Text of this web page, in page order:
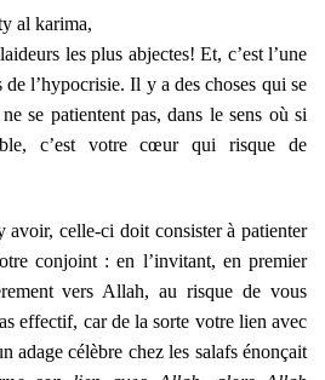
al karima,
les plus abjectes! Et, c’est l’une
de l’hypocrisie. Il y a des choses qui se
se patientent pas, dans le sens où si
c’est votre cœur qui risque de
celle-ci doit consister à patienter
conjoint : en l’invitant, en premier
vers Allah, au risque de vous
effectif, car de la sorte votre lien avec
adage célèbre chez les salafs énonçait